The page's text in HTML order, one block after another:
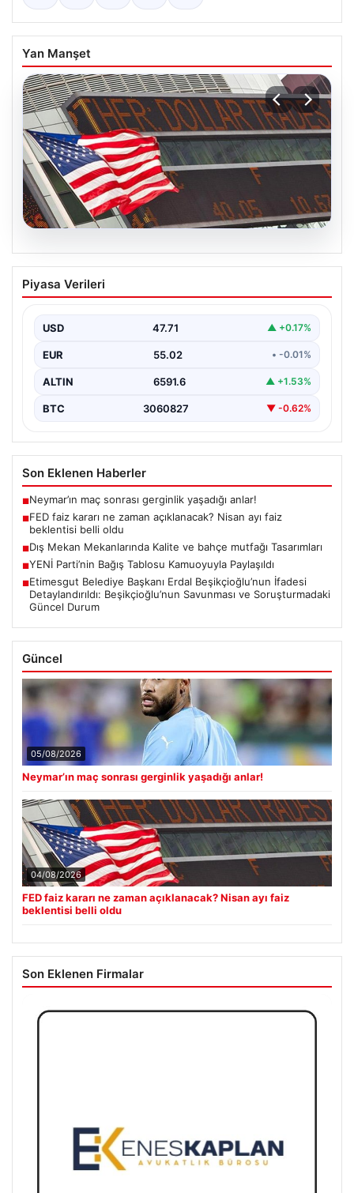
Yan Manşet
FED faiz kararı ne zaman açıklanacak?
Nisan ayı faiz beklentisi belli oldu
Piyasa Verileri
USD 47.71 ▲ +0.17%
EUR 55.02 • -0.01%
ALTIN 6591.6 ▲ +1.53%
BTC 3060827 ▼ -0.62%
Son Eklenen Haberler
■Neymar’ın maç sonrası gerginlik yaşadığı anlar!
■FED faiz kararı ne zaman açıklanacak? Nisan ayı faiz
beklentisi belli oldu
■Dış Mekan Mekanlarında Kalite ve bahçe mutfağı Tasarımları
■YENİ Parti’nin Bağış Tablosu Kamuoyuyla Paylaşıldı
■Etimesgut Belediye Başkanı Erdal Beşikçioğlu’nun İfadesi
Detaylandırıldı: Beşikçioğlu’nun Savunması ve Soruşturmadaki
Güncel Durum
Güncel
05/08/2026
Neymar’ın maç sonrası gerginlik yaşadığı anlar!
04/08/2026
FED faiz kararı ne zaman açıklanacak? Nisan ayı faiz
beklentisi belli oldu
Son Eklenen Firmalar